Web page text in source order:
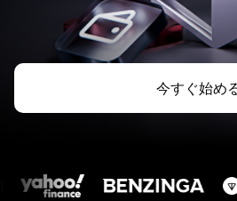
今すぐ始め